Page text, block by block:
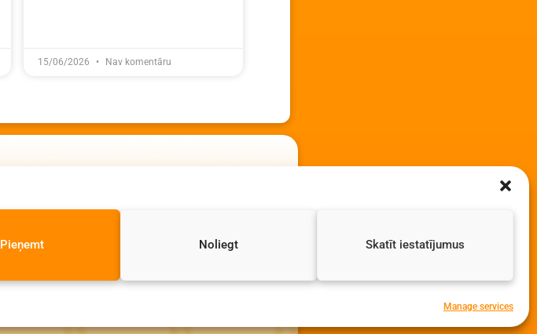
Manage services
Pieņemt Noliegt Skatīt iestatījumus
15/06/2026 Nav komentāru
tālr. Direktors: 65423030,